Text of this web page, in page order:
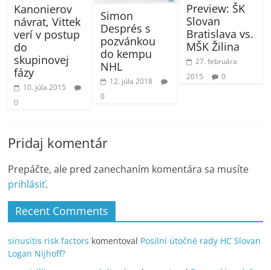
Kanonierov
návrat, Vittek
verí v postup
do
skupinovej
fázy
10. júla 2015
0
Simon
Després s
pozvánkou
do kempu
NHL
12. júla 2018
0
Preview: ŠK
Slovan
Bratislava vs.
MŠK Žilina
27. februára
2015
0
Pridaj komentár
Prepáčte, ale pred zanechaním komentára sa musíte
prihlásiť.
Recent Comments
sinusitis risk factors komentoval Posilní útočné rady HC Slovan
Logan Nijhoff?